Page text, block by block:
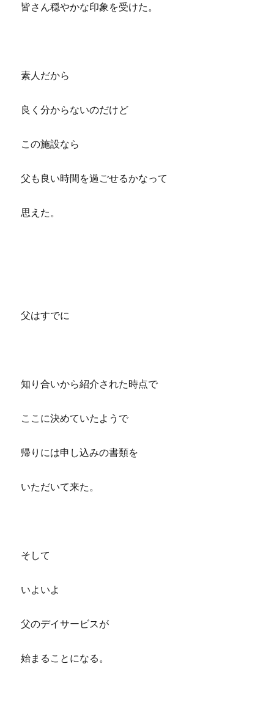
皆さん穏やかな印象を受けた。
素人だから
良く分からないのだけど
この施設なら
父も良い時間を過ごせるかなって
思えた。
父はすでに
知り合いから紹介された時点で
ここに決めていたようで
帰りには申し込みの書類を
いただいて来た。
そして
いよいよ
父のデイサービスが
始まることになる。